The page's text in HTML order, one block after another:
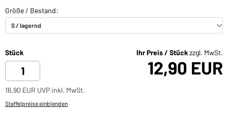
Stück Ihr Preis / Stückzzgl. MwSt.
12,90 EUR
16,90 EUR UVP inkl. MwSt.
Staffelpreise einblenden